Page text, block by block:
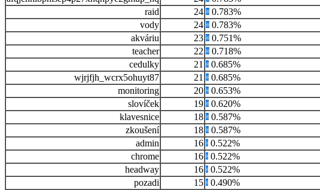
raid
24
0.783%
vody
24
0.783%
akváriu
23
0.751%
teacher
22
0.718%
cedulky
21
0.685%
wjrjfjh_wcrx5ohuyt87
21
0.685%
monitoring
20
0.653%
slovíček
19
0.620%
klavesnice
18
0.587%
zkoušení
18
0.587%
admin
16
0.522%
chrome
16
0.522%
headway
16
0.522%
pozadi
15
0.490%